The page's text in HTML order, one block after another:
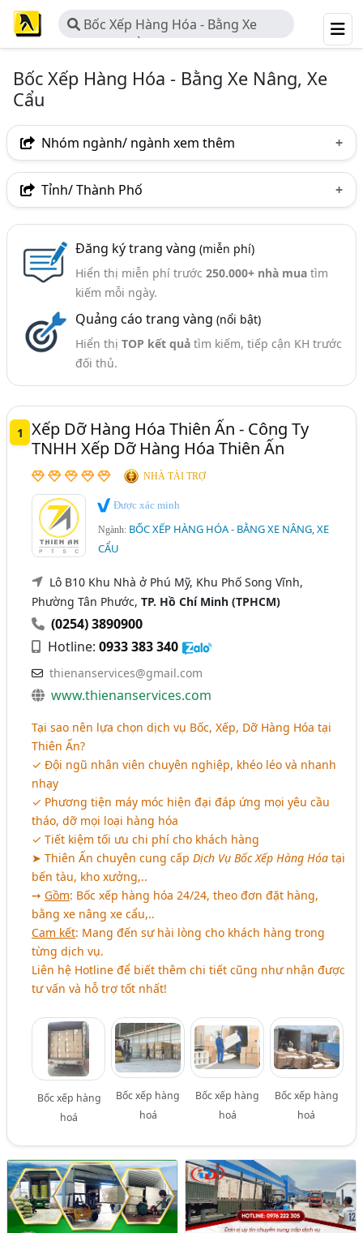
Bốc Xếp Hàng Hóa - Bằng Xe
Nâng, Xe Cẩu
Bốc Xếp Hàng Hóa - Bằng Xe Nâng, Xe
Cẩu
Nhóm ngành/ ngành xem thêm
Ngành nghề
Ngành xem thêm
Xe Nâng Hàng (555)
Bốc Xếp Hàng Hóa - Thiết Bị Bốc Xếp Hàng Hóa (86)
Tỉnh/ Thành Phố
Bình Dương
Tp. Đà Nẵng
TP. Hải Phòng
Bà Rịa-Vũng Tàu
Bắc Ninh
Hưng Yên
Khánh Hòa Lào Cai
Phú Yên
Quảng Ninh
Thái Nguyên
Thừa Thiên Huế
TP. Cần Thơ
Vĩnh Phúc
Bắc Giang
Hải Dương
Long An
Quảng Nam
Vĩnh Long
Đăng ký trang vàng (miễn phí)
Hiển thị miễn phí trước 250.000+ nhà muatìm
kiếm mỗi ngày.
Quảng cáo trang vàng (nổi bật)
Hiển thị TOP kết quảtìm kiếm, tiếp cận KH trước
đối thủ.
1
Xếp Dỡ Hàng Hóa Thiên Ấn - Công Ty
TNHH Xếp Dỡ Hàng Hóa Thiên Ấn
NHÀ TÀI TRỢ
Được xác minh
Ngành: BỐC XẾP HÀNG HÓA - BẰNG XE NÂNG, XE
CẨU
Lô B10 Khu Nhà ở Phú Mỹ, Khu Phố Song Vĩnh,
Phường Tân Phước,TP. Hồ Chí Minh (TPHCM)
(0254) 3890900
Hotline:0933 383 340
thienanservices@gmail.com
www.thienanservices.com
Tại sao nên lựa chọn dịch vụ Bốc, Xếp, Dỡ Hàng Hóa tại
Thiên Ấn?
✓ Đội ngũ nhân viên chuyên nghiệp, khéo léo và nhanh
nhạy
✓ Phương tiện máy móc hiện đại đáp ứng mọi yêu cầu
tháo, dỡ mọi loại hàng hóa
✓ Tiết kiệm tối ưu chi phí cho khách hàng
➤ Thiên Ấn chuyên cung cấpDịch Vụ Bốc Xếp Hàng Hóa tại
bến tàu, kho xưởng,..
➙Gồm: Bốc xếp hàng hóa 24/24, theo đơn đặt hàng,
bằng xe nâng xe cẩu,..
Cam kết: Mang đến sự hài lòng cho khách hàng trong
từng dịch vụ.
Liên hệ Hotline để biết thêm chi tiết cũng như nhận được
tư vấn và hỗ trợ tốt nhất!
Bốc xếp hàng
hoá
Bốc xếp hàng
hoá
Bốc xếp hàng
hoá
Bốc xếp hàng
hoá